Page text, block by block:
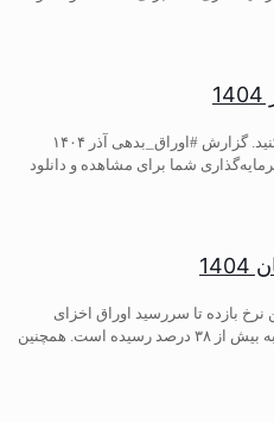
برای مشاهده و دانلود فایل کامل کلیک کنید. گزارش #اوراق_بدهی آذر ۱۴۰۴
شما برای مشاهده و دانلود
آبان ۱۴۰۴ میانگین نرخ بازده تا سررسید اوراق اخزای
موجود در بازار با سررسیدهای متفاوت به بیش از ۳۸ درصد رسیده است. همچنین